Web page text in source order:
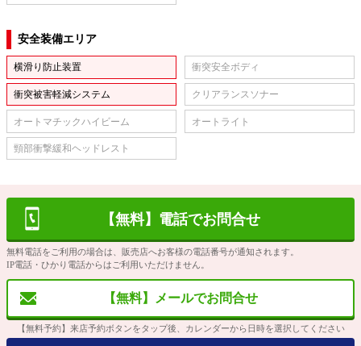
安全装備エリア
横滑り防止装置 衝突安全ボディ
衝突被害軽減システム クリアランスソナー
オートマチックハイビーム オートライト
頸部衝撃緩和ヘッドレスト
【無料】電話でお問合せ
無料電話をご利用の場合は、販売店へお客様の電話番号が通知されます。
IP電話・ひかり電話からはご利用いただけません。
【無料】メールでお問合せ
【無料予約】来店予約ボタンをタップ後、カレンダーから日時を選択してください